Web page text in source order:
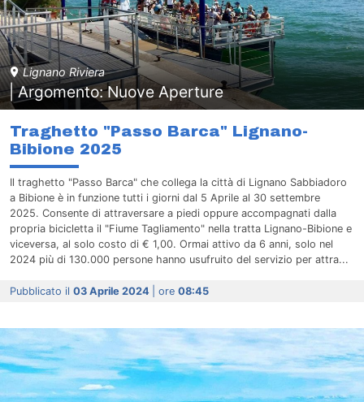
Lignano Riviera
| Argomento: Nuove Aperture
Traghetto "Passo Barca" Lignano-
Bibione 2025
Il traghetto "Passo Barca" che collega la città di Lignano Sabbiadoro
a Bibione è in funzione tutti i giorni dal 5 Aprile al 30 settembre
2025. Consente di attraversare a piedi oppure accompagnati dalla
propria bicicletta il "Fiume Tagliamento" nella tratta Lignano-Bibione e
viceversa, al solo costo di € 1,00. Ormai attivo da 6 anni, solo nel
2024 più di 130.000 persone hanno usufruito del servizio per attra...
Pubblicato il 03 Aprile 2024 | ore 08:45